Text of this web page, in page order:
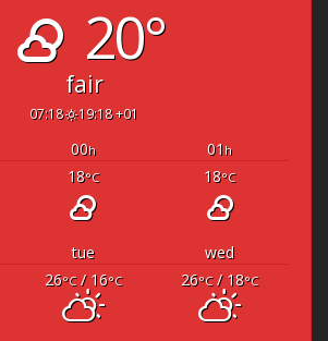
20°
fair
07:18 19:18 +01
00h 01 h
18°C 18°C
tue
wed
26°C/ 16°C 26°C/ 18°C